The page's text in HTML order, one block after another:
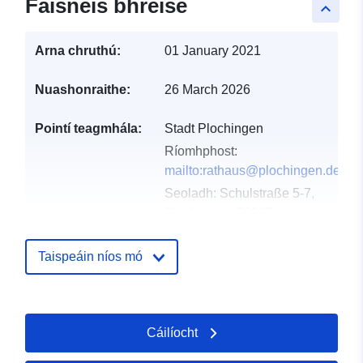
keyboard_arrow_up
Faisnéis bhreise
Arna chruthú: 01 January 2021
Nuashonraithe: 26 March 2026
Pointí teagmhála:
Stadt Plochingen
Ríomhphost:
mailto:rathaus@plochingen.de
Seoladh: Schulstraße 5-7,
URL:
http://www.plochingen.de
Taifead Catalóige: Curtha le data.europa.eu: 21
February 2026
Nuashonraithe ar data.europa.eu:
Taispeáin níos mó
Cáilíocht